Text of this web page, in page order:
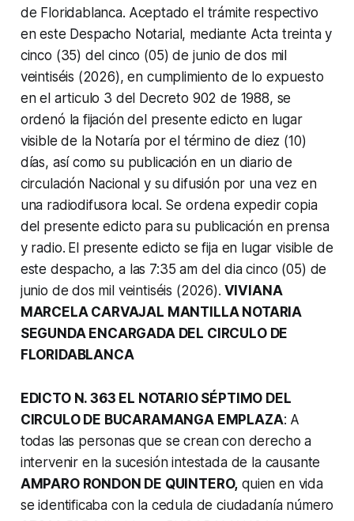
de Floridablanca. Aceptado el trámite respectivo
en este Despacho Notarial, mediante Acta treinta y
cinco (35) del cinco (05) de junio de dos mil
veintiséis (2026), en cumplimiento de lo expuesto
en el articulo 3 del Decreto 902 de 1988, se
ordenó la fijación del presente edicto en lugar
visible de la Notaría por el término de diez (10)
días, así como su publicación en un diario de
circulación Nacional y su difusión por una vez en
una radiodifusora local. Se ordena expedir copia
del presente edicto para su publicación en prensa
y radio. El presente edicto se fija en lugar visible de
este despacho, a las 7:35 am del dia cinco (05) de
junio de dos mil veintiséis (2026). VIVIANA
MARCELA CARVAJAL MANTILLA NOTARIA
SEGUNDA ENCARGADA DEL CIRCULO DE
FLORIDABLANCA
EDICTO N. 363 EL NOTARIO SÉPTIMO DEL
CIRCULO DE BUCARAMANGA EMPLAZA: A
todas las personas que se crean con derecho a
intervenir en la sucesión intestada de la causante
AMPARO RONDON DE QUINTERO, quien en vida
se identificaba con la cedula de ciudadanía número